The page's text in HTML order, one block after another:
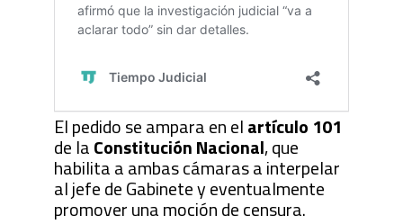
El pedido se ampara en elartículo 101
de laConstitución Nacional, que
habilita a ambas cámaras a interpelar
al jefe de Gabinete y eventualmente
promover una moción de censura.